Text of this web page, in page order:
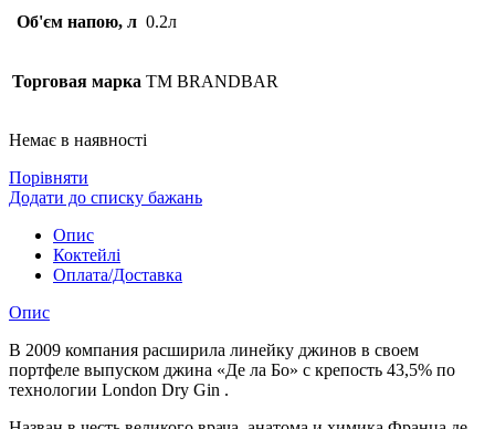
Об'єм напою, л 0.2л
Торговая марка TM BRANDBAR
Немає в наявності
Порівняти
Додати до списку бажань
Опис
Коктейлі
Оплата/Доставка
Опис
В 2009 компания расширила линейку джинов в своем
портфеле выпуском джина «Де ла Бо» с крепость 43,5% по
технологии London Dry Gin .